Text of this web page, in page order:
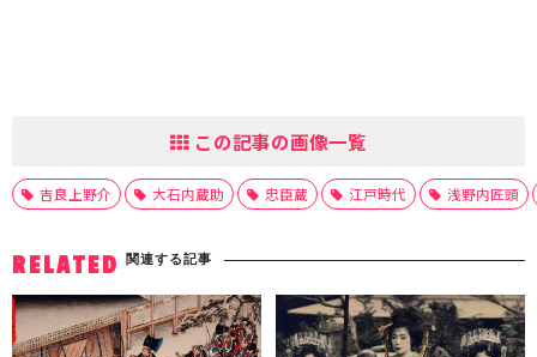
この記事の画像一覧
吉良上野介 大石内蔵助 忠臣蔵 江戸時代 浅野内匠頭
RELATED 関連する記事